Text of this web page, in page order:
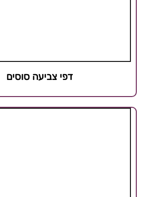
דפי צביעה סוסים